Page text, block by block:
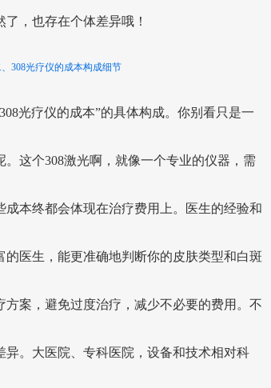
，也存在个体差异哦！
308光疗仪的成本构成细节
光疗仪的成本”的具体构成。你别看只是一
这个308激光啊，就像一个专业的仪器，需
成本终都会体现在治疗费用上。医生的经验和
的医生，能更准确地判断你的皮肤类型和白斑
案，避免过度治疗，减少不必要的费用。不
异。大医院、专科医院，设备和技术相对科